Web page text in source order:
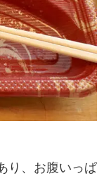
り、お腹いっぱ